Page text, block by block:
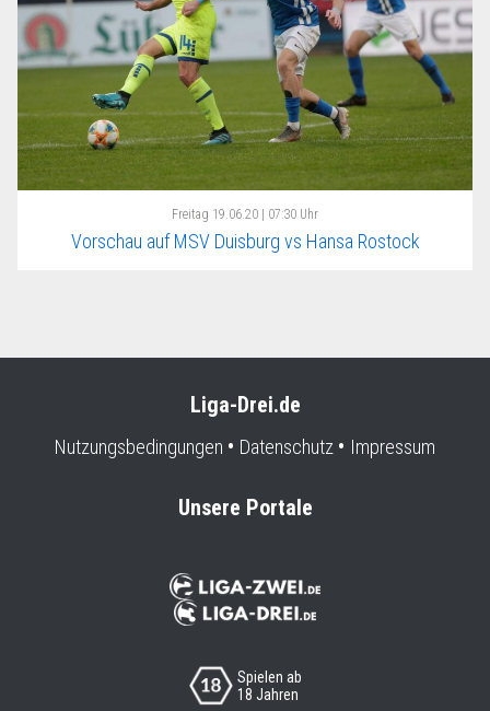
Freitag 19.06.20 | 07:30 Uhr
Vorschau auf MSV Duisburg vs Hansa Rostock
Liga-Drei.de
Nutzungsbedingungen Datenschutz Impressum
Unsere Portale
Spielen ab
18 Jahren